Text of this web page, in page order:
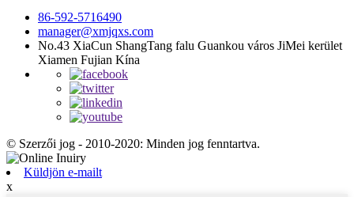
86-592-5716490
manager@xmjqxs.com
No.43 XiaCun ShangTang falu Guankou város JiMei kerület
Xiamen Fujian Kína
© Szerzői jog - 2010-2020: Minden jog fenntartva.
Küldjön e-mailt
x